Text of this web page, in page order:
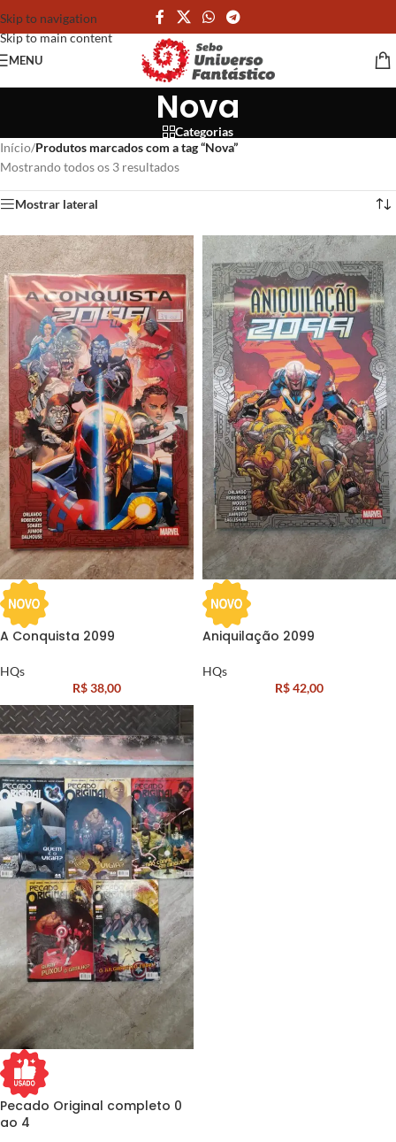
Skip to navigation
Skip to main content
MENU
Nova
Categorias
Início/Produtos marcados com a tag “Nova”
Mostrando todos os 3 resultados
Mostrar lateral
A Conquista 2099
HQs
R$38,00
Aniquilação 2099
HQs
R$42,00
Pecado Original completo 0
ao 4